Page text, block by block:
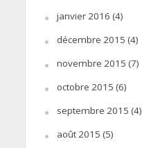
janvier 2016 (4)
décembre 2015 (4)
novembre 2015 (7)
octobre 2015 (6)
septembre 2015 (4)
août 2015 (5)